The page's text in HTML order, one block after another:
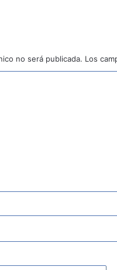
no será publicada. Los